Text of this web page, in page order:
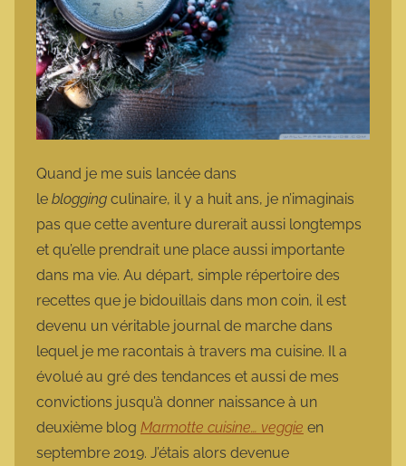
Quand je me suis lancée dans
le blogging culinaire, il y a huit ans, je n’imaginais
pas que cette aventure durerait aussi longtemps
et qu’elle prendrait une place aussi importante
dans ma vie. Au départ, simple répertoire des
recettes que je bidouillais dans mon coin, il est
devenu un véritable journal de marche dans
lequel je me racontais à travers ma cuisine. Il a
évolué au gré des tendances et aussi de mes
convictions jusqu’à donner naissance à un
deuxième blog Marmotte cuisine… veggie en
septembre 2019. J’étais alors devenue